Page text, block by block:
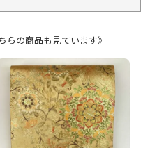
らの商品も見ています》